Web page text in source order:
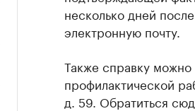
несколько дней
электронную почту.
Также справку можно
профилактической
д. 59. Обратиться